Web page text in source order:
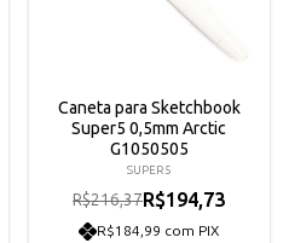
Caneta para Sketchbook
Super5 0,5mm Arctic
G1050505
SUPER5
R$216,37R$194,73
R$184,99 com PIX